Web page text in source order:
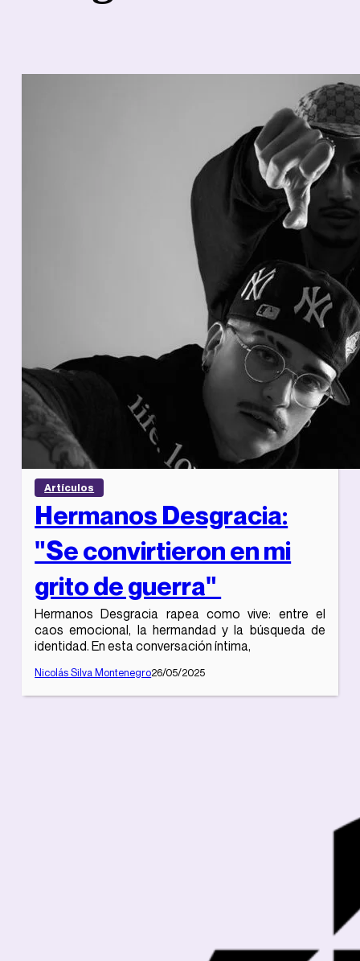
Artículos
Hermanos Desgracia:
"Se convirtieron en mi
grito de guerra"
Hermanos Desgracia rapea como vive: entre el
caos emocional, la hermandad y la búsqueda de
identidad. En esta conversación íntima,
Nicolás Silva Montenegro26/05/2025